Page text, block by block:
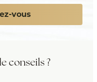
vous
conseils ?